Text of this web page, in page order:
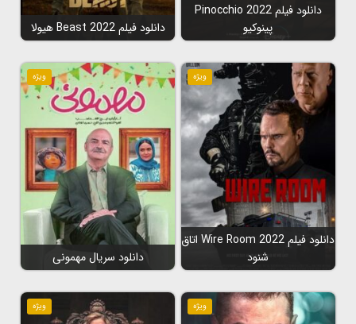
دانلود فیلم Pinocchio 2022
پینوکیو
دانلود فیلم Beast 2022 هیولا
ویژه
دانلود فیلم Wire Room 2022 اتاق
شنود
ویژه
دانلود سریال مهمونی
ویژه ویژه